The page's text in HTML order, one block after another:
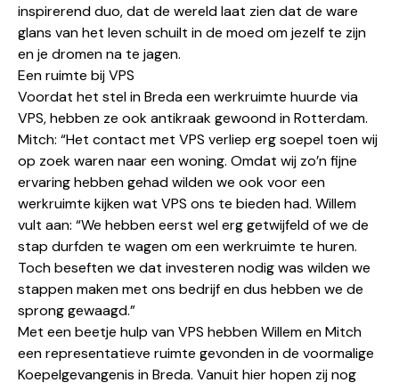
inspirerend duo, dat de wereld laat zien dat de ware
glans van het leven schuilt in de moed om jezelf te zijn
en je dromen na te jagen.
Een ruimte bij VPS
Voordat het stel in Breda een werkruimte huurde via
VPS, hebben ze ook antikraak gewoond in Rotterdam.
Mitch: “Het contact met VPS verliep erg soepel toen wij
op zoek waren naar een woning. Omdat wij zo’n fijne
ervaring hebben gehad wilden we ook voor een
werkruimte kijken wat VPS ons te bieden had. Willem
vult aan: “We hebben eerst wel erg getwijfeld of we de
stap durfden te wagen om een werkruimte te huren.
Toch beseften we dat investeren nodig was wilden we
stappen maken met ons bedrijf en dus hebben we de
sprong gewaagd.”
Met een beetje hulp van VPS hebben Willem en Mitch
een representatieve ruimte gevonden in de voormalige
Koepelgevangenis in Breda. Vanuit hier hopen zij nog